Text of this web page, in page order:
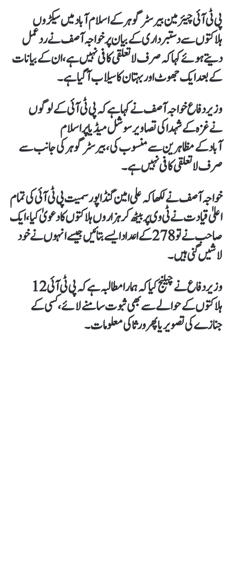
پی ٹی آئی چیئرمین بیرسٹر گوہر کےاسلام آباد میں سیکڑوں
ہلاکتوں سے دستبرداری کے بیان پرخواجہ آصف نےردعمل
دیتےہوئےکہا کہ صرف لاتعلقی کافی نہیں ہے، ان کے بیانات
کے بعد ایک جھوٹ اور بہتان کا سیلاب آگیا ہے۔
وزیر دفاع خواجہ آصف نےکہاہے کہ پی ٹی آئی کےلوگوں
نےغزہ کےشہدا کی تصاویر سوشل میڈیا پر اسلام
آبادکےمظاہرین سےمنسوب کی، بیرسٹرگوہر کی جانب سے
صرف لاتعلقی کافی نہیں ہے۔
خواجہ آصف نےلکھا کہ علی امین گنڈا پورسمیت پی ٹی آئی کی تمام
اعلیٰ قیادت نے ٹی وی پر بیٹھ کرہزاروں ہلاکتوں کا دعویٰ کیا، ایک
صاحب نےتو278 کے اعداد ایسے بتائیں جیسے انہوں نےخود
لاشیں گنی ہیں۔
وزیر دفاع نےچیلنج کیا کہ ہمارا مطالبہ ہے کہ پی ٹی آئی12
ہلاکتوں کے حوالے سے بھی ثبوت سامنے لائے، کسی کے
جنازے کی تصویر یا پھر ورثا کی معلومات۔